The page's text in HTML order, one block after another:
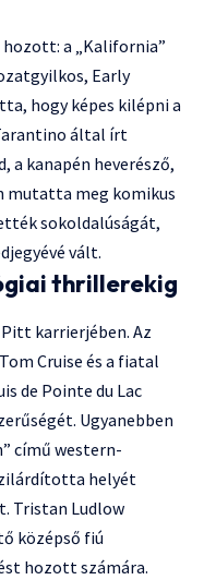
hozott: a „Kalifornia”
Early
hogy képes kilépni a
által írt
a kanapén heverésző,
mutatta meg komikus
sokoldalúságát,
vált.
thrillerekig
karrierjében. Az
Cruise és a fiatal
de Pointe du Lac
Ugyanebben
című western-
helyét
Tristan Ludlow
középső fiú
hozott számára.